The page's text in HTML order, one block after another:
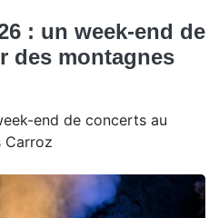
: un week-end de
des montagnes
end de concerts au
Carroz